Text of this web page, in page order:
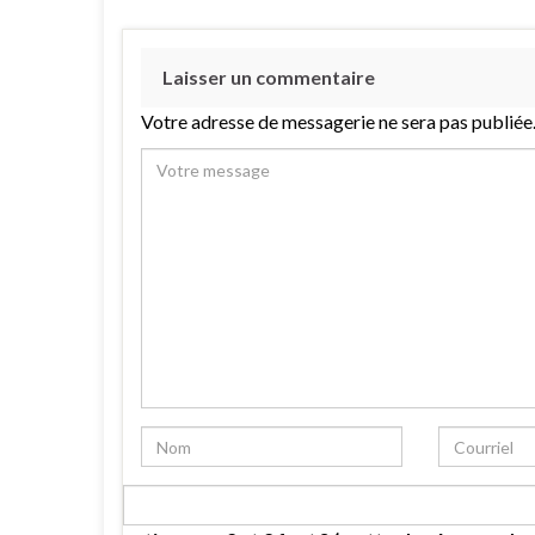
Laisser un commentaire
Votre adresse de messagerie ne sera pas publiée.